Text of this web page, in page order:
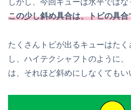
しかし、今回キューは水平ではな
この少し斜め具合は、トビの具
たくさんトビが出るキューはた
し、ハイテクシャフトのように
は、それほど斜めにしなくてもい